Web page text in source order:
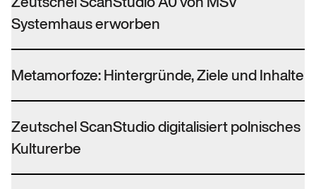
Systemhaus erworben
Metamorfoze: Hintergründe, Ziele und Inhalte
Zeutschel ScanStudio digitalisiert polnisches
Kulturerbe